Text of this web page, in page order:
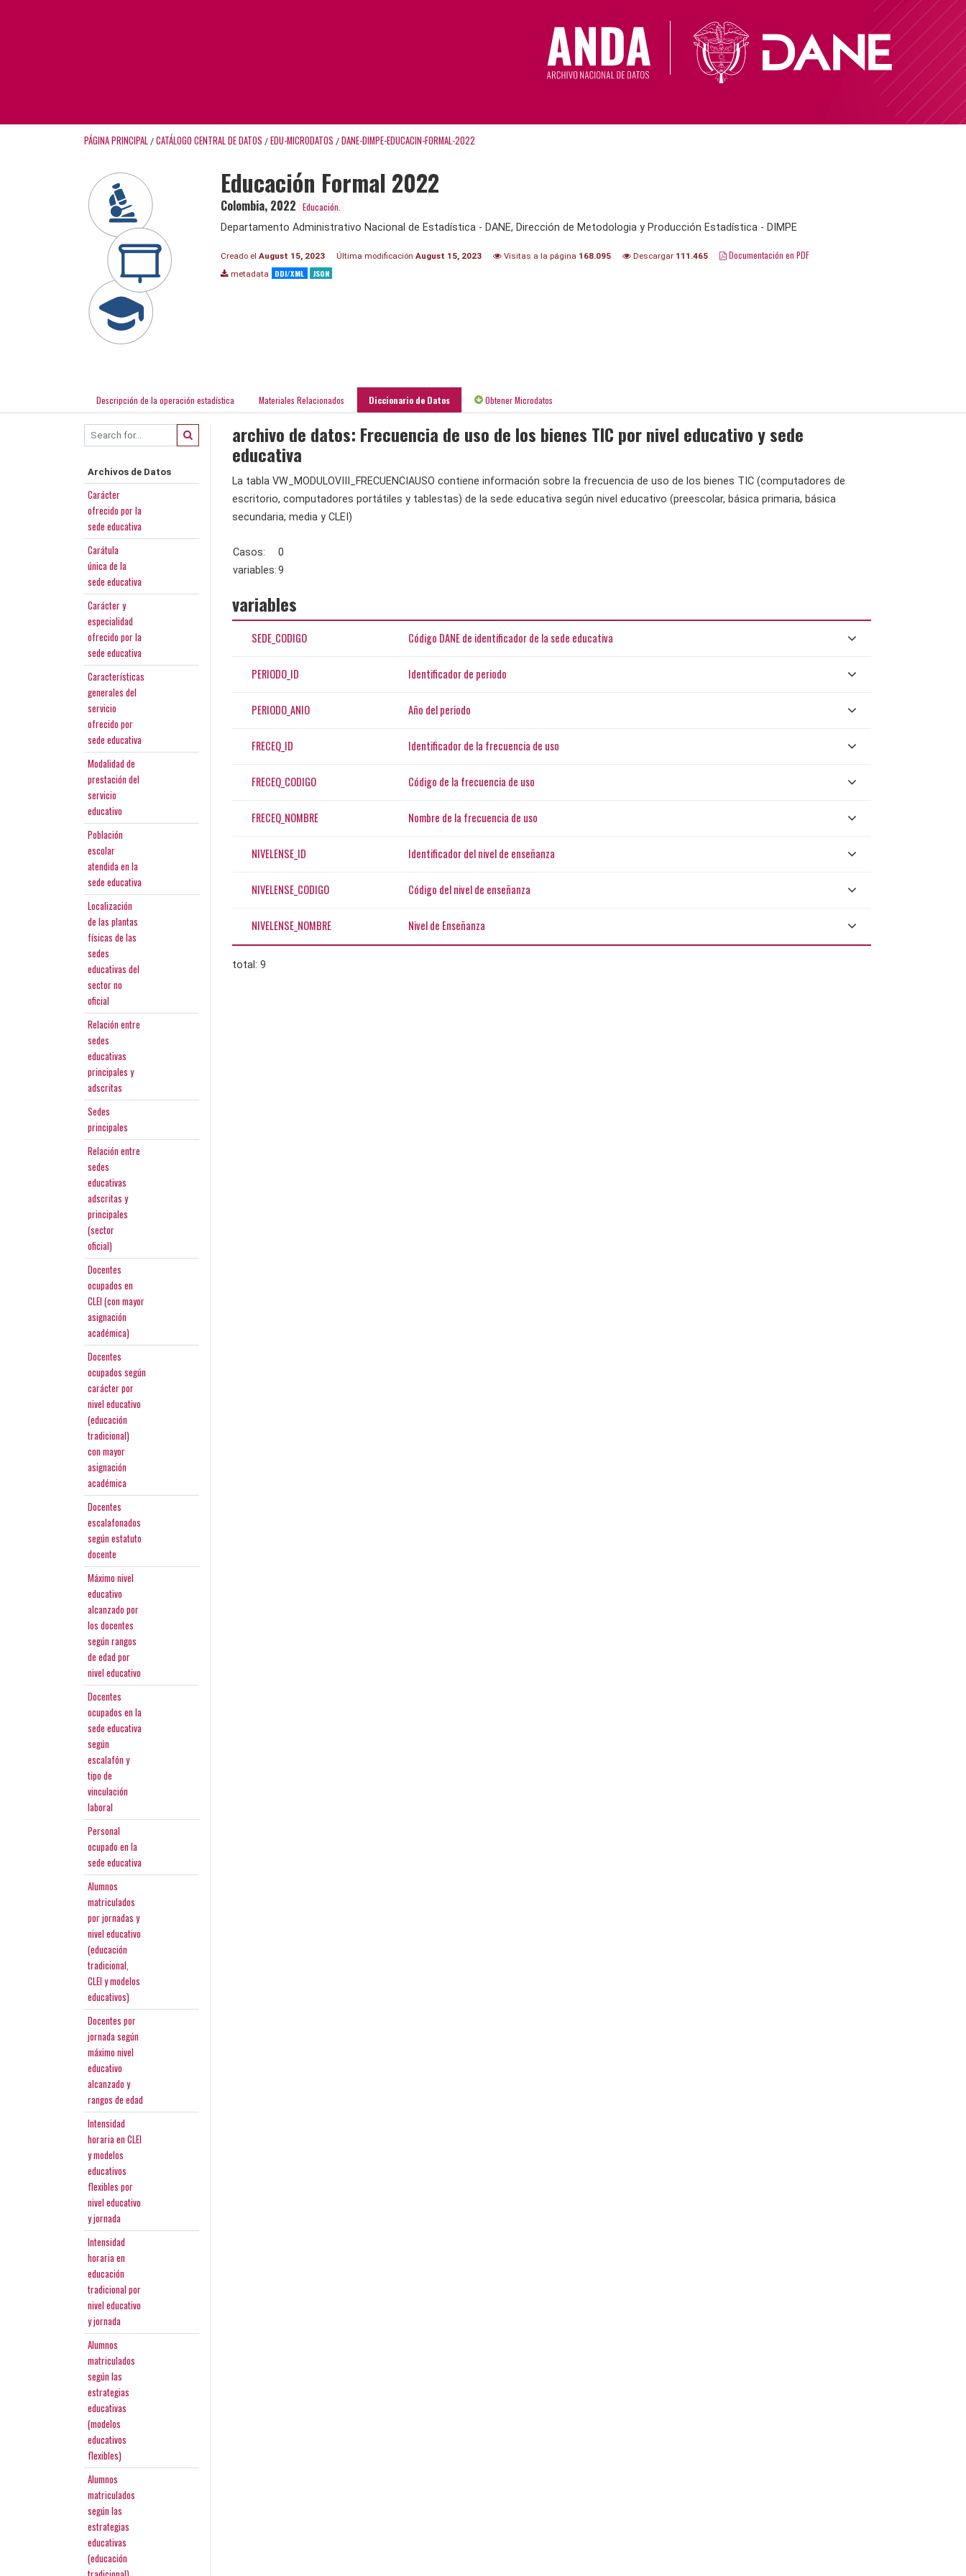
PÁGINA PRINCIPAL / CATÁLOGO CENTRAL DE DATOS / EDU-MICRODATOS / DANE-DIMPE-EDUCACIN-FORMAL-2022
Educación Formal 2022
Colombia, 2022 Educación.
Departamento Administrativo Nacional de Estadística - DANE, Dirección de Metodologia y Producción Estadística - DIMPE
Creado el August 15, 2023 Última modificación August 15, 2023 Visitas a la página 168.095 Descargar 111.465 Documentación en PDF
metadata DDI/XML JSON
Descripción de la operación estadística Materiales Relacionados Diccionario de Datos Obtener Microdatos
Archivos de Datos
Carácter
ofrecido por la
sede educativa
Carátula
única de la
sede educativa
Carácter y
especialidad
ofrecido por la
sede educativa
Características
generales del
servicio
ofrecido por
sede educativa
Modalidad de
prestación del
servicio
educativo
Población
escolar
atendida en la
sede educativa
Localización
de las plantas
físicas de las
sedes
educativas del
sector no
oficial
Relación entre
sedes
educativas
principales y
adscritas
Sedes
principales
Relación entre
sedes
educativas
adscritas y
principales
(sector
oficial)
Docentes
ocupados en
CLEI (con mayor
asignación
académica)
Docentes
ocupados según
carácter por
nivel educativo
(educación
tradicional)
con mayor
asignación
académica
Docentes
escalafonados
según estatuto
docente
Máximo nivel
educativo
alcanzado por
los docentes
según rangos
de edad por
nivel educativo
Docentes
ocupados en la
sede educativa
según
escalafón y
tipo de
vinculación
laboral
Personal
ocupado en la
sede educativa
Alumnos
matriculados
por jornadas y
nivel educativo
(educación
tradicional,
CLEI y modelos
educativos)
Docentes por
jornada según
máximo nivel
educativo
alcanzado y
rangos de edad
Intensidad
horaria en CLEI
y modelos
educativos
flexibles por
nivel educativo
y jornada
Intensidad
horaria en
educación
tradicional por
nivel educativo
y jornada
Alumnos
matriculados
según las
estrategias
educativas
(modelos
educativos
flexibles)
Alumnos
matriculados
según las
estrategias
educativas
(educación
archivo de datos: Frecuencia de uso de los bienes TIC por nivel educativo y sede
educativa
La tabla VW_MODULOVIII_FRECUENCIAUSO contiene información sobre la frecuencia de uso de los bienes TIC (computadores de
escritorio, computadores portátiles y tablestas) de la sede educativa según nivel educativo (preescolar, básica primaria, básica
secundaria, media y CLEI)
Casos:
0
variables:9
variables
SEDE_CODIGO Código DANE de identificador de la sede educativa
PERIODO_ID Identificador de periodo
PERIODO_ANIO Año del periodo
FRECEQ_ID Identificador de la frecuencia de uso
FRECEQ_CODIGO Código de la frecuencia de uso
FRECEQ_NOMBRE Nombre de la frecuencia de uso
NIVELENSE_ID Identificador del nivel de enseñanza
NIVELENSE_CODIGO Código del nivel de enseñanza
NIVELENSE_NOMBRE Nivel de Enseñanza
total: 9